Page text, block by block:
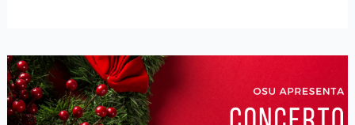
tradicional
“Concerto
de